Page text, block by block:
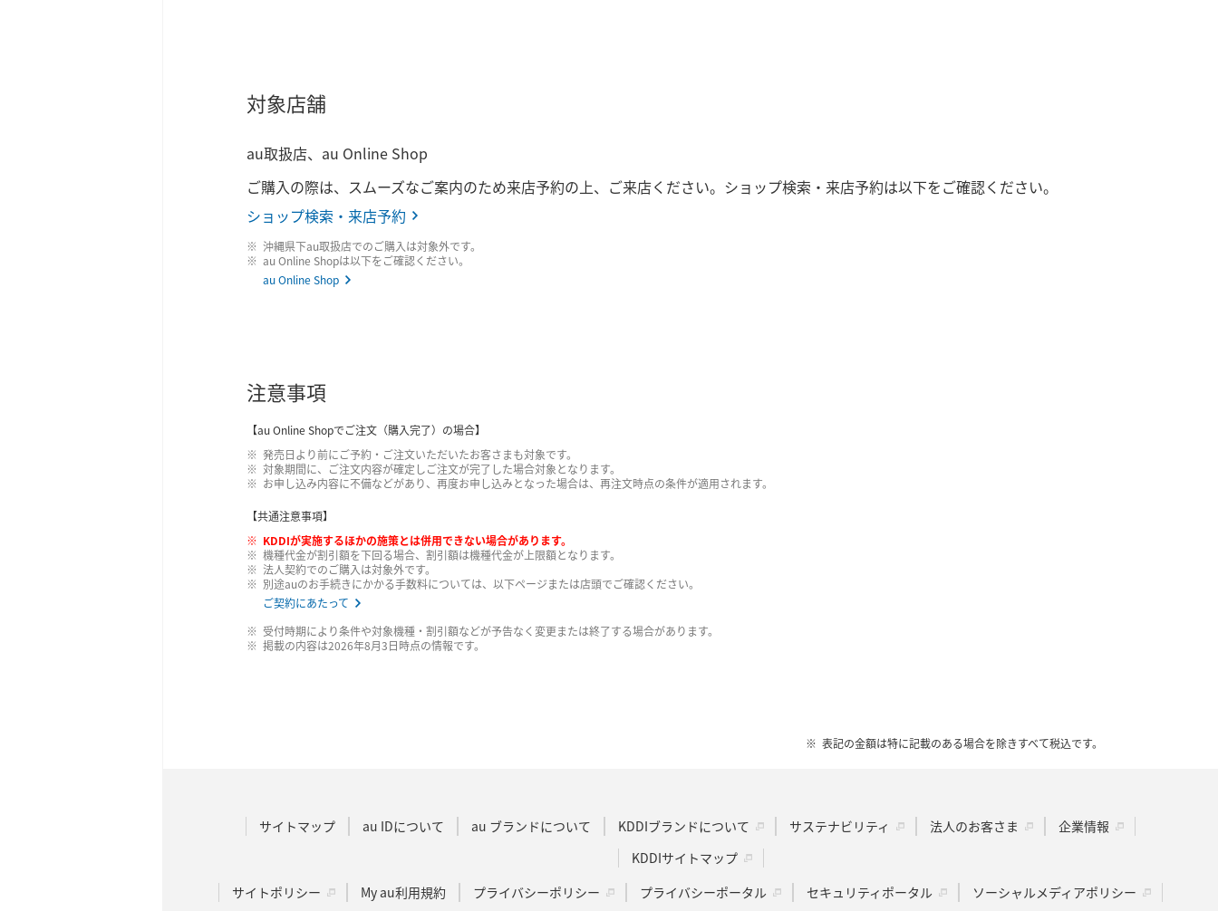
対象店舗
au取扱店、au Online Shop
ご購入の際は、スムーズなご案内のため来店予約の上、ご来店ください。ショップ検索・来店予約は以下をご確認ください。
ショップ検索・来店予約
沖縄県下au取扱店でのご購入は対象外です。
au Online Shopは以下をご確認ください。
au Online Shop
注意事項
【au Online Shopでご注文（購入完了）の場合】
発売日より前にご予約・ご注文いただいたお客さまも対象です。
対象期間に、ご注文内容が確定しご注文が完了した場合対象となります。
お申し込み内容に不備などがあり、再度お申し込みとなった場合は、再注文時点の条件が適用されます。
【共通注意事項】
KDDIが実施するほかの施策とは併用できない場合があります。
機種代金が割引額を下回る場合、割引額は機種代金が上限額となります。
法人契約でのご購入は対象外です。
別途auのお手続きにかかる手数料については、以下ページまたは店頭でご確認ください。
ご契約にあたって
受付時期により条件や対象機種・割引額などが予告なく変更または終了する場合があります。
掲載の内容は2026年8月3日時点の情報です。
表記の金額は特に記載のある場合を除きすべて税込です。
サイトマップ au IDについて au ブランドについて KDDIブランドについて サステナビリティ 法人のお客さま
企業情報
KDDIサイトマップ
サイトポリシー
My au利用規約 プライバシーポリシー プライバシーポータル セキュリティポータル ソーシャルメディアポリシー